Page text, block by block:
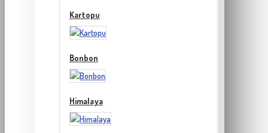
Kartopu
Bonbon
Himalaya